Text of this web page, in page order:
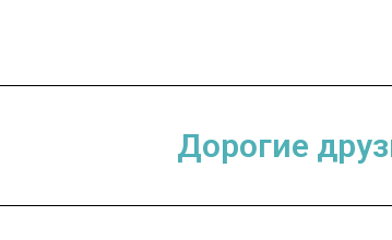
Дорогие